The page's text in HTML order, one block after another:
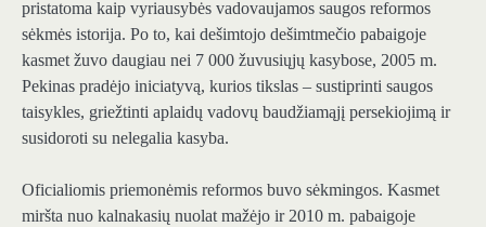
pristatoma kaip vyriausybės vadovaujamos saugos reformos
sėkmės istorija. Po to, kai dešimtojo dešimtmečio pabaigoje
kasmet žuvo daugiau nei 7 000 žuvusiųjų kasybose, 2005 m.
Pekinas pradėjo iniciatyvą, kurios tikslas – sustiprinti saugos
taisykles, griežtinti aplaidų vadovų baudžiamąjį persekiojimą ir
susidoroti su nelegalia kasyba.
Oficialiomis priemonėmis reformos buvo sėkmingos. Kasmet
miršta nuo kalnakasių nuolat mažėjo ir 2010 m. pabaigoje